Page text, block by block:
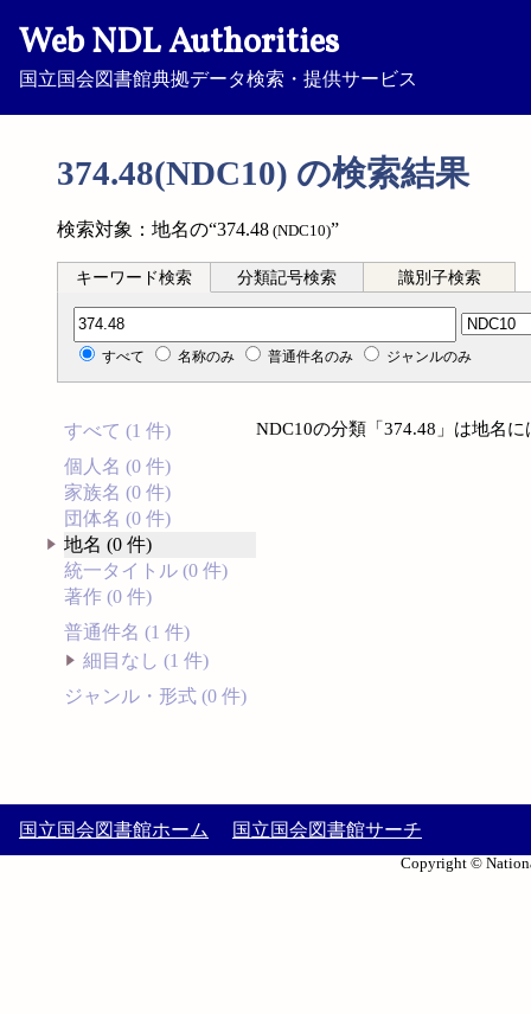
Web NDL Authorities
国立国会図書館典拠データ検索・提供サービス
374.48(NDC10) の検索結果
検索対象：地名の“374.48 (NDC10)”
キーワード検索 分類記号検索 識別子検索
分類記号検索
すべて 名称のみ 普通件名のみ ジャンルのみ
すべて (1 件)
個人名 (0 件)
家族名 (0 件)
団体名 (0 件)
地名 (0 件)
統一タイトル (0 件)
著作 (0 件)
普通件名 (1 件)
細目なし (1 件)
ジャンル・形式 (0 件)
NDC10の分類「374.48」は地名
国立国会図書館ホーム 国立国会図書館サーチ
Copyright ©